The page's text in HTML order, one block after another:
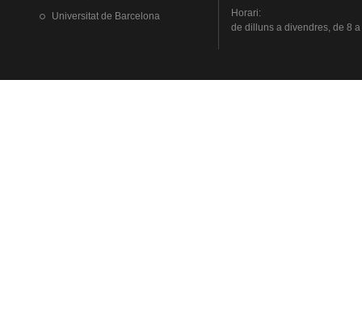
Universitat de Barcelona Horari:
de dillunsa divendres, de 8